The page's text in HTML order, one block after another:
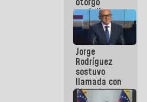
medalla
"Héroe de
Venezuela"
a servidores
públicos
Jorge
Rodríguez
sostuvo
llamada con
Dinorah